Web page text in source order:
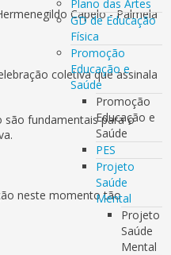
Plano das Artes
GD de Educação
Física
Promoção
Educação e
Saúde
Promoção
Educação e
Saúde
PES
Projeto
Saúde
Mental
Projeto
Saúde
Mental
Capelo - Palmela
coletiva que assinala
são fundamentais para o
neste momento tão